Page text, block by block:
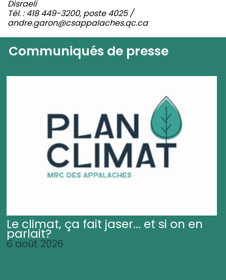
Disraeli
Tél. : 418 449-3200, poste 4025 /
andre.garon@csappalaches.qc.ca
Communiqués de presse
Le climat, ça fait jaser... et si on en
parlait?
6 août 2026